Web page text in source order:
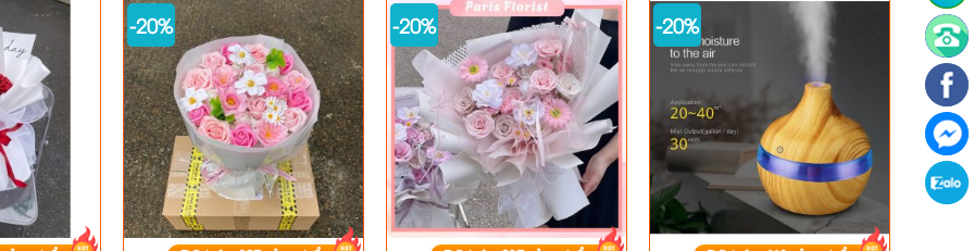
-20% -20% -20%